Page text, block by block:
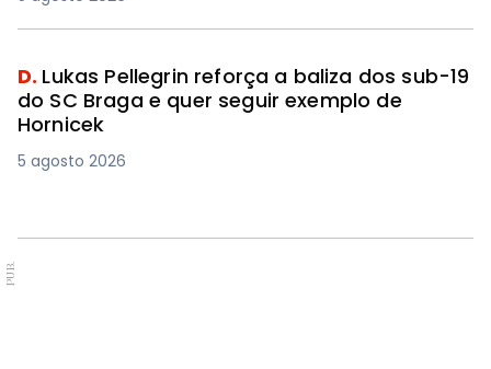
D. Lukas Pellegrin reforça a baliza dos sub-19
do SC Braga e quer seguir exemplo de
Hornicek
5 agosto 2026
PUB.